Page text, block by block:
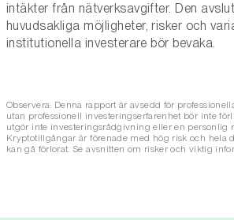
intäkter från nätverksavgifter. Den
huvudsakliga möjligheter, risker och
institutionella investerare bör bevaka.
Observera: Denna rapport är avsedd för
utan professionell investeringserfarenhet bör inte
utgör inte investeringsrådgivning eller en personlig
Kryptotillgångar är förenade med hög risk och hela
kan gå förlorat. Se avsnitten om risker och viktig